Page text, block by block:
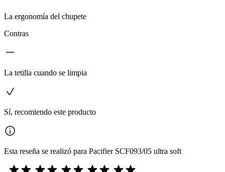
La ergonomía del chupete
Contras
La tetilla cuando se limpia
Sí, recomiendo este producto
Esta reseña se realizó para Pacifier SCF093/05 ultra soft